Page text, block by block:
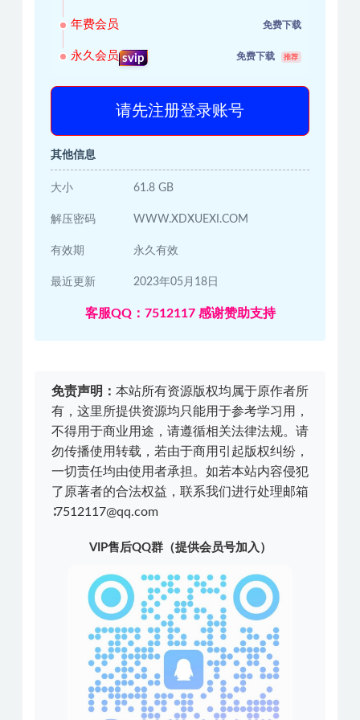
年费会员 免费下载
永久会员 svip 免费下载 推荐
请先注册登录账号
其他信息
大小 61.8 GB
解压密码 WWW.XDXUEXI.COM
有效期 永久有效
最近更新 2023年05月18日
客服QQ：7512117 感谢赞助支持
免责声明： 本站所有资源版权均属于原作者所
有，这里所提供资源均只能用于参考学习用，
不得用于商业用途，请遵循相关法律法规。请
勿传播使用转载，若由于商用引起版权纠纷，
一切责任均由使用者承担。如若本站内容侵犯
了原著者的合法权益，联系我们进行处理邮箱
∶7512117@qq.com
VIP售后QQ群（提供会员号加入）